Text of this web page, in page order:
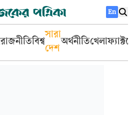
En
রাজনীতিবিশ্ব
সারা
দেশ
অর্থনীতিখেলা